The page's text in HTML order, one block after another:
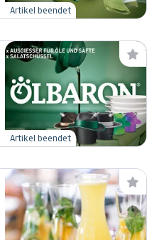
Artikel beendet
Artikel beendet